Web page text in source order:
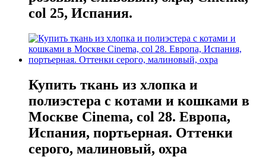
col 25, Испания.
Купить ткань из хлопка и
полиэстера с котами и кошками в
Москве Cinema, col 28. Европа,
Испания, портьерная. Оттенки
серого, малиновый, охра